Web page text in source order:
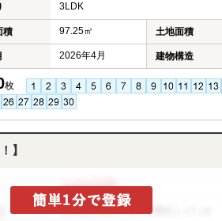
3LDK
積 97.25㎡ 土地面積
2026年4月 建物構造
枚
】